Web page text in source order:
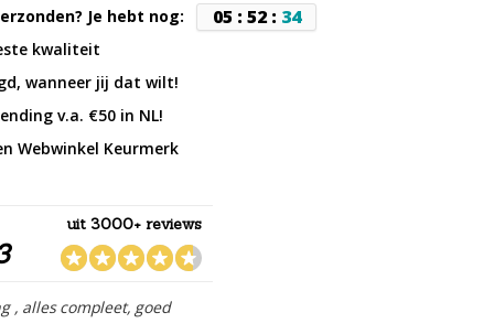
Je hebt nog: 05 : 52: 34
kwaliteit
wanneer jij dat wilt!
v.a. €50 in NL!
Webwinkel Keurmerk
uit 3000+ reviews
, alles compleet, goed